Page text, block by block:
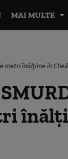
MAI MULTE
metri înălţime în